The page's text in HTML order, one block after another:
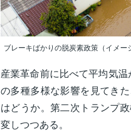
ブレーキばかりの脱炭素政策（イメー
産業革命前に比べて平均気
の多種多様な影響を見てき
はどうか。第二次トランプ
変しつつある。